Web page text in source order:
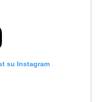
su Instagram